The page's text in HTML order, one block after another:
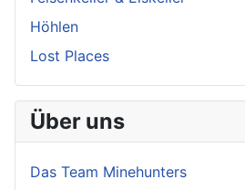
Höhlen
Lost Places
Über uns
Das Team Minehunters